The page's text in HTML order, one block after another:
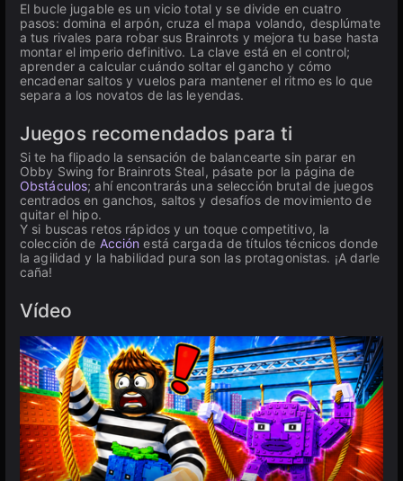
El bucle jugable es un vicio total y se divide en cuatro
pasos: domina el arpón, cruza el mapa volando, desplúmate
a tus rivales para robar sus Brainrots y mejora tu base hasta
montar el imperio definitivo. La clave está en el control;
aprender a calcular cuándo soltar el gancho y cómo
encadenar saltos y vuelos para mantener el ritmo es lo que
separa a los novatos de las leyendas.
Juegos recomendados para ti
Si te ha flipado la sensación de balancearte sin parar en
Obby Swing for Brainrots Steal, pásate por la página de
Obstáculos; ahí encontrarás una selección brutal de juegos
centrados en ganchos, saltos y desafíos de movimiento de
quitar el hipo.
Y si buscas retos rápidos y un toque competitivo, la
colección de Acción está cargada de títulos técnicos donde
la agilidad y la habilidad pura son las protagonistas. ¡A darle
caña!
Vídeo